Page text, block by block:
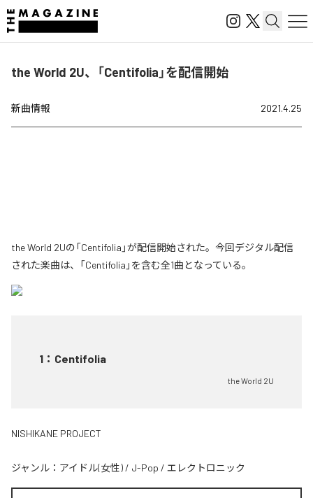
the World 2U、「Centifolia」を配信開始
新曲情報 2021.4.25
the World 2Uの「Centifolia」が配信開始された。今回デジタル配信
された楽曲は、「Centifolia」を含む全1曲となっている。
1 ： Centifolia
the World 2U
NISHIKANE PROJECT
ジャンル： アイドル(女性) / J-Pop / エレクトロニック